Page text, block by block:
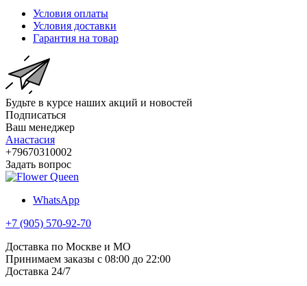
Условия оплаты
Условия доставки
Гарантия на товар
Будьте в курсе наших акций и новостей
Подписаться
Ваш менеджер
Анастасия
+79670310002
Задать вопрос
WhatsApp
+7 (905) 570-92-70
Доставка по Москве и МО
Принимаем заказы с 08:00 до 22:00
Доставка 24/7